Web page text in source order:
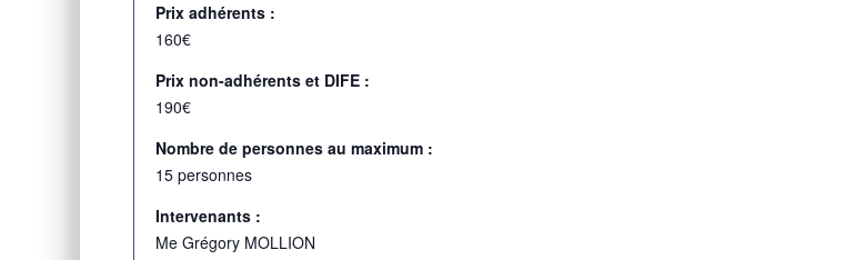
Prix adhérents :
160€
Prix non-adhérents et DIFE :
190€
Nombre de personnes au maximum :
15 personnes
Intervenants :
Me Grégory MOLLION